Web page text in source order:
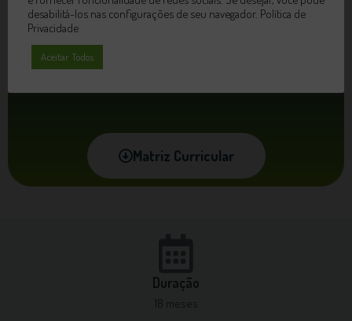
Matriz Curricular
Duração
18 meses
desabilitá-los nas configurações de seu navegador. Política de
Privacidade
Aceitar Todos